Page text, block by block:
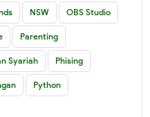
NSW OBS Studio
Parenting
Syariah Phising
Python